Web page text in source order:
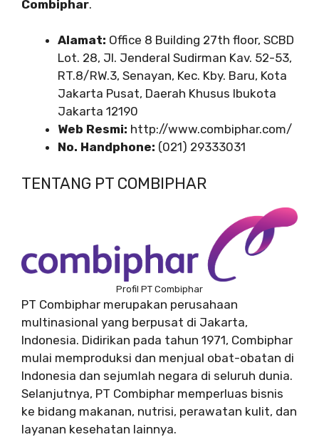
Combiphar.
Alamat: Office 8 Building 27th floor, SCBD
Lot. 28, Jl. Jenderal Sudirman Kav. 52-53,
RT.8/RW.3, Senayan, Kec. Kby. Baru, Kota
Jakarta Pusat, Daerah Khusus Ibukota
Jakarta 12190
Web Resmi: http://www.combiphar.com/
No. Handphone: (021) 29333031
TENTANG PT COMBIPHAR
Profil PT Combiphar
PT Combiphar merupakan perusahaan
multinasional yang berpusat di Jakarta,
Indonesia. Didirikan pada tahun 1971, Combiphar
mulai memproduksi dan menjual obat-obatan di
Indonesia dan sejumlah negara di seluruh dunia.
Selanjutnya, PT Combiphar memperluas bisnis
ke bidang makanan, nutrisi, perawatan kulit, dan
layanan kesehatan lainnya.